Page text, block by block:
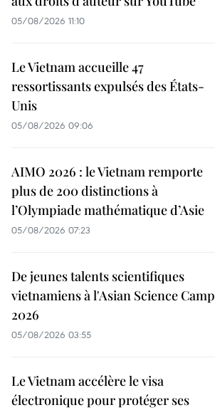
05/08/2026 11:10
Le Vietnam accueille 47
ressortissants expulsés des États-
Unis
05/08/2026 09:06
AIMO 2026 : le Vietnam remporte
plus de 200 distinctions à
l’Olympiade mathématique d’Asie
05/08/2026 07:23
De jeunes talents scientifiques
vietnamiens à l'Asian Science Camp
2026
05/08/2026 03:55
Le Vietnam accélère le visa
électronique pour protéger ses